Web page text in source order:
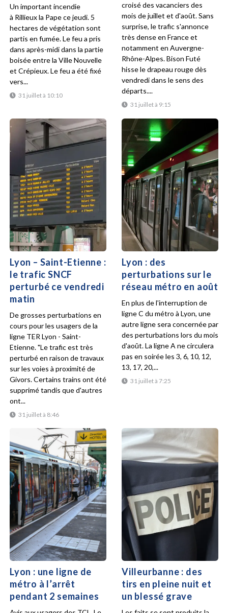
31 juillet à 10:10
Un important incendie
à Rillieux la Pape ce jeudi. 5
hectares de végétation sont
partis en fumée. Le feu a pris
dans après-midi dans la partie
boisée entre la Ville Nouvelle
et Crépieux. Le feu a été fixé
vers...
31 juillet à 9:15
croisé des vacanciers des
mois de juillet et d'août. Sans
surprise, le trafic s'annonce
très dense en France et
notamment en Auvergne-
Rhône-Alpes. Bison Futé
hisse le drapeau rouge dès
vendredi dans le sens des
départs....
Lyon – Saint-Etienne :
le trafic SNCF
perturbé ce vendredi
matin
31 juillet à 8:46
De grosses perturbations en
cours pour les usagers de la
ligne TER Lyon - Saint-
Etienne. "Le trafic est très
perturbé en raison de travaux
sur les voies à proximité de
Givors. Certains trains ont été
supprimé tandis que d'autres
ont...
Lyon : des
perturbations sur le
réseau métro en août
31 juillet à 7:25
En plus de l'interruption de
ligne C du métro à Lyon, une
autre ligne sera concernée par
des perturbations lors du mois
d'août. La ligne A ne circulera
pas en soirée les 3, 6, 10, 12,
13, 17, 20,...
Lyon : une ligne de
métro à l’arrêt
pendant 2 semaines
Villeurbanne : des
tirs en pleine nuit et
un blessé grave